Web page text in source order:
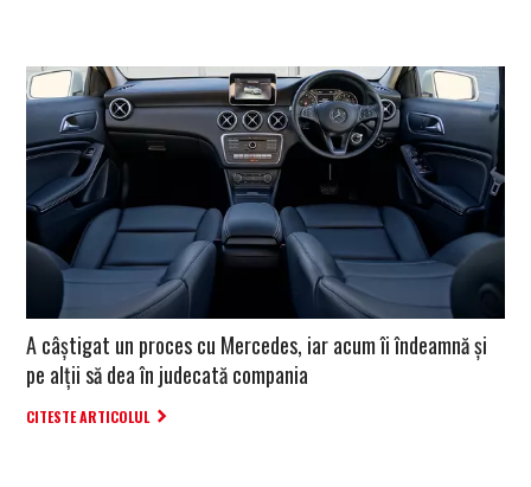
A câștigat un proces cu Mercedes, iar acum îi îndeamnă și
pe alții să dea în judecată compania
CITESTE ARTICOLUL